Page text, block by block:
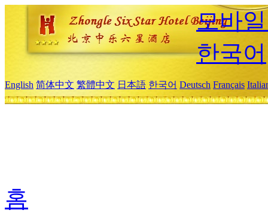
모바
한국어
English 简体中文 繁體中文 日本語 한국어 Deutsch Français
홈